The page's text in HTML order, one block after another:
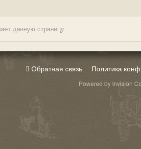
данную страницу
Обратная связь Политика
Powered by Invision